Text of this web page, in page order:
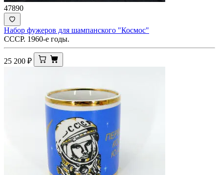
47890
Набор фужеров для шампанского "Космос"
СССР. 1960-е годы.
25 200 ₽